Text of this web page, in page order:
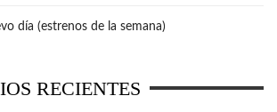
día (estrenos de la semana)
RECIENTES